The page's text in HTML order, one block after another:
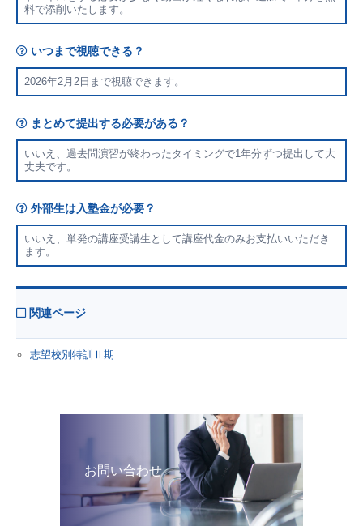
料で添削いたします。
いつまで視聴できる？
2026年2月2日まで視聴できます。
まとめて提出する必要がある？
いいえ、過去問演習が終わったタイミングで1年分ずつ提出して大
丈夫です。
外部生は入塾金が必要？
いいえ、単発の講座受講生として講座代金のみお支払いいただき
ます。
関連ページ
志望校別特訓Ⅱ期
お問い合わせ